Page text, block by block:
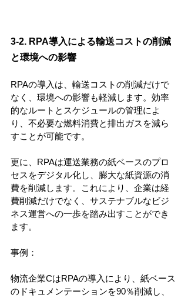
3-2. RPA導入による輸送コストの削減
と環境への影響
RPAの導入は、輸送コストの削減だけで
なく、環境への影響も軽減します。効率
的なルートとスケジュールの管理によ
り、不必要な燃料消費と排出ガスを減ら
すことが可能です。
更に、RPAは運送業務の紙ベースのプロ
セスをデジタル化し、膨大な紙資源の消
費を削減します。これにより、企業は経
費削減だけでなく、サステナブルなビジ
ネス運営への一歩を踏み出すことができ
ます。
事例：
物流企業CはRPAの導入により、紙ベース
のドキュメンテーションを90％削減し、